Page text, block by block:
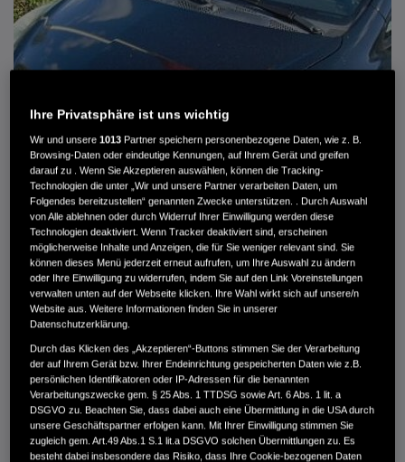
MWST. NICHT AUSWEISBAR
3.900 €
Außenfarbe
crystal black pearl
Kilometerstand
166.000 km
Kraftstoffart
Super
Getriebe
Automatik
Türen
5
Leistung
61 kW / 83 PS
Hubraum
1.339 cm³
Ihre Privatsphäre ist uns wichtig
Wir und unsere1013 Partner speichern personenbezogene Daten, wie z. B.
Browsing-Daten oder eindeutige Kennungen, auf Ihrem Gerät und greifen
darauf zu . Wenn Sie Akzeptieren auswählen, können die Tracking-
Technologien die unter „Wir und unsere Partner verarbeiten Daten, um
Folgendes bereitzustellen“ genannten Zwecke unterstützen. . Durch Auswahl
von Alle ablehnen oder durch Widerruf Ihrer Einwilligung werden diese
Technologien deaktiviert. Wenn Tracker deaktiviert sind, erscheinen
möglicherweise Inhalte und Anzeigen, die für Sie weniger relevant sind. Sie
können dieses Menü jederzeit erneut aufrufen, um Ihre Auswahl zu ändern
oder Ihre Einwilligung zu widerrufen, indem Sie auf den Link Voreinstellungen
verwalten unten auf der Webseite klicken. Ihre Wahl wirkt sich auf unsere/n
Website aus. Weitere Informationen finden Sie in unserer
Datenschutzerklärung.
Durch das Klicken des „Akzeptieren“-Buttons stimmen Sie der Verarbeitung
der auf Ihrem Gerät bzw. Ihrer Endeinrichtung gespeicherten Daten wie z.B.
persönlichen Identifikatoren oder IP-Adressen für die benannten
Verarbeitungszwecke gem. § 25 Abs. 1 TTDSG sowie Art. 6 Abs. 1 lit. a
DSGVO zu. Beachten Sie, dass dabei auch eine Übermittlung in die USA durch
unsere Geschäftspartner erfolgen kann. Mit Ihrer Einwilligung stimmen Sie
zugleich gem. Art.49 Abs.1 S.1 lit.a DSGVO solchen Übermittlungen zu. Es
besteht dabei insbesondere das Risiko, dass Ihre Cookie-bezogenen Daten